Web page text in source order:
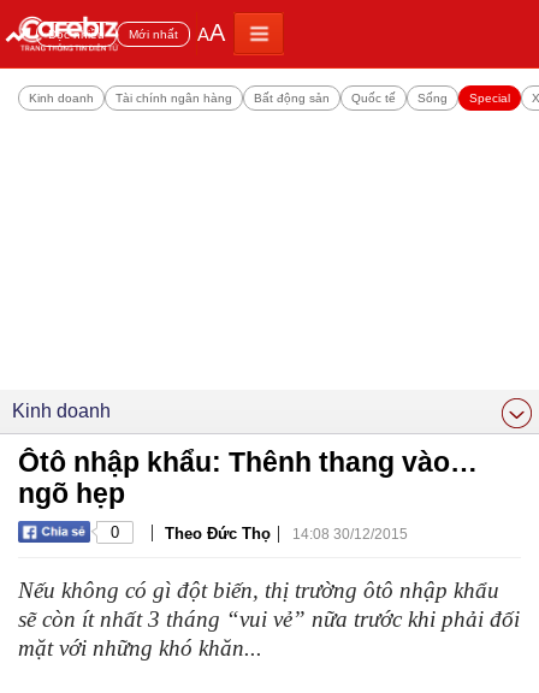
Đọc nhiều Mới nhất AA
Kinh doanh Tài chính ngân hàng Bất động sản Quốc tế Sống Special
Kinh doanh
Ôtô nhập khẩu: Thênh thang vào…
ngõ hẹp
0 | Theo Đức Thọ | 14:08 30/12/2015
Nếu không có gì đột biến, thị trường ôtô nhập khẩu
sẽ còn ít nhất 3 tháng “vui vẻ” nữa trước khi phải đối
mặt với những khó khăn...